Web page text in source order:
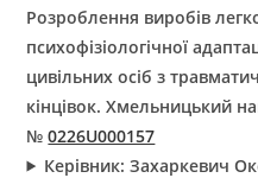
Розроблення виробів
психофізіологічної
цивільних осіб з
кінцівок. Хмельницький
№0226U000157
Керівник: Захаркевич